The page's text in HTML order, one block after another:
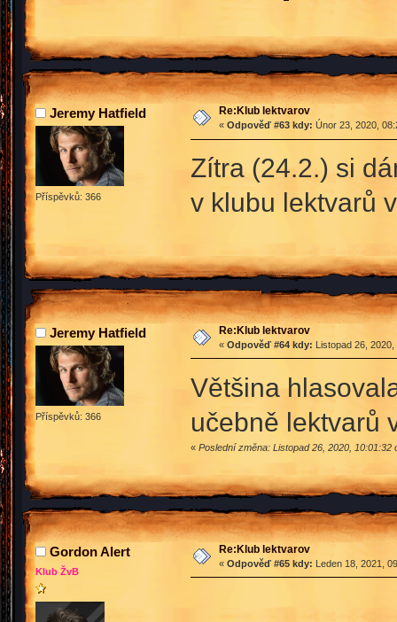
Jeremy Hatfield
Příspěvků: 366
Re:Klub lektvarov
« Odpověď #63 kdy: Únor 23, 2020,
Zítra (24.2.) si
v klubu lektvarů
Jeremy Hatfield
Příspěvků: 366
Re:Klub lektvarov
« Odpověď #64 kdy: Listopad 26,
Většina
učebně lektvarů
« Poslední změna: Listopad 26, 2020, 10:01:32
Gordon Alert
Klub ŽvB
Re:Klub lektvarov
« Odpověď #65 kdy: Leden 18, 2021,